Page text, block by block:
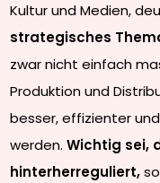
Kultur und Medien,
strategisches
zwar nicht einfach
Produktion und
besser, effizienter
werden. Wichtig sei,
hinterherreguliert,